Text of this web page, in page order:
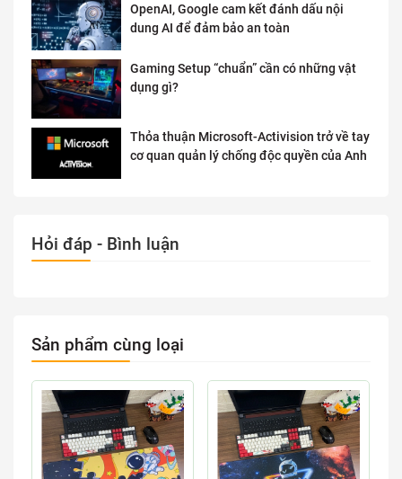
OpenAI, Google cam kết đánh dấu nội
dung AI để đảm bảo an toàn
Gaming Setup “chuẩn” cần có những vật
dụng gì?
Thỏa thuận Microsoft-Activision trở về tay
cơ quan quản lý chống độc quyền của Anh
Hỏi đáp - Bình luận
Sản phẩm cùng loại